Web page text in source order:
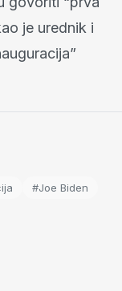
je urednik i
#Joe Biden